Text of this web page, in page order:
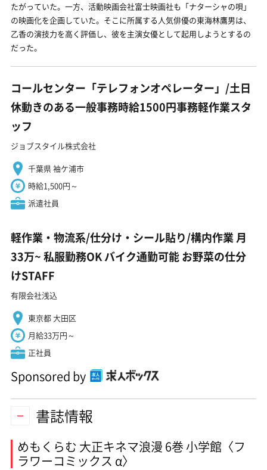
たがっていた。一方、活動映画会社富士映画社も「ナターシャの唄」
の映画化を企画していた。そこに所属する人気俳優の東海林鷹男は、
乙香の演技力を高く評価し、彼を主演女優として起用しようとするの
だった。
コールセンター「テレフォンオペレーター」/土日
休動きのある一般事務時給1500円事務軽作業スタ
ッフ
ジョブスタイル株式会社
千葉県 袖ケ浦市
時給1,500円～
派遣社員
軽作業・物流系/仕分け・シール貼り/構内作業 月
33万~ 私服勤務OK バイク通勤可能 お野菜の仕分
けSTAFF
有限会社浅込
東京都 大田区
月給33万円～
正社員
Sponsored by
書誌情報
めもくらむ 大正キネマ浪漫 6巻 小学館〈フ
ラワーコミックス α〉